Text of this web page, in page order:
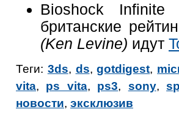
Bioshock Infinite
британские
(Ken Levine) идут
Теги: 3ds, ds,gotdigest,
vita, ps vita, ps3, sony,
новости, эксклюзив